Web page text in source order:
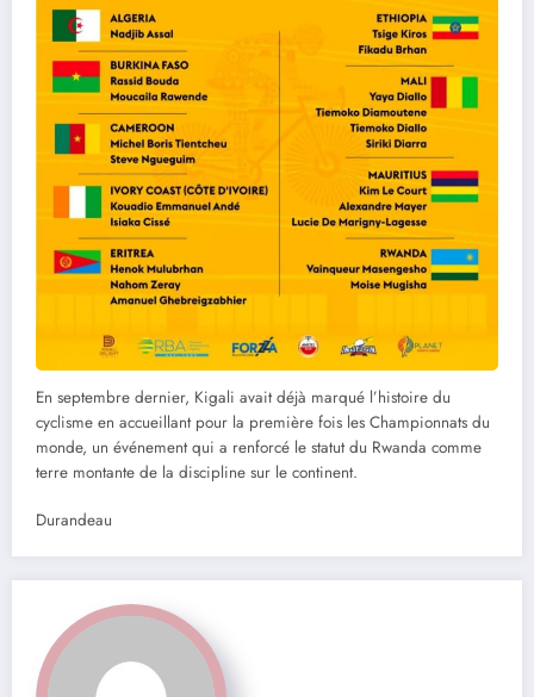
En septembre dernier, Kigali avait déjà marqué l’histoire du
cyclisme en accueillant pour la première fois les Championnats du
monde, un événement qui a renforcé le statut du Rwanda comme
terre montante de la discipline sur le continent.
Durandeau